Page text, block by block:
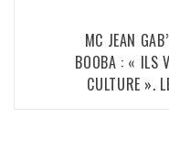
MC JEAN
BOOBA : « ILS
CULTURE ».